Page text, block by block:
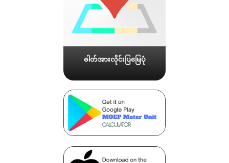
ဓါတ်အားလိုင်းပြမြေပုံ